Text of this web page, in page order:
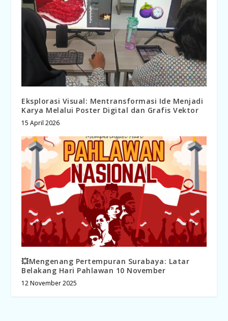
Eksplorasi Visual: Mentransformasi Ide Menjadi
Karya Melalui Poster Digital dan Grafis Vektor
15 April 2026
💥Mengenang Pertempuran Surabaya: Latar
Belakang Hari Pahlawan 10 November
12 November 2025